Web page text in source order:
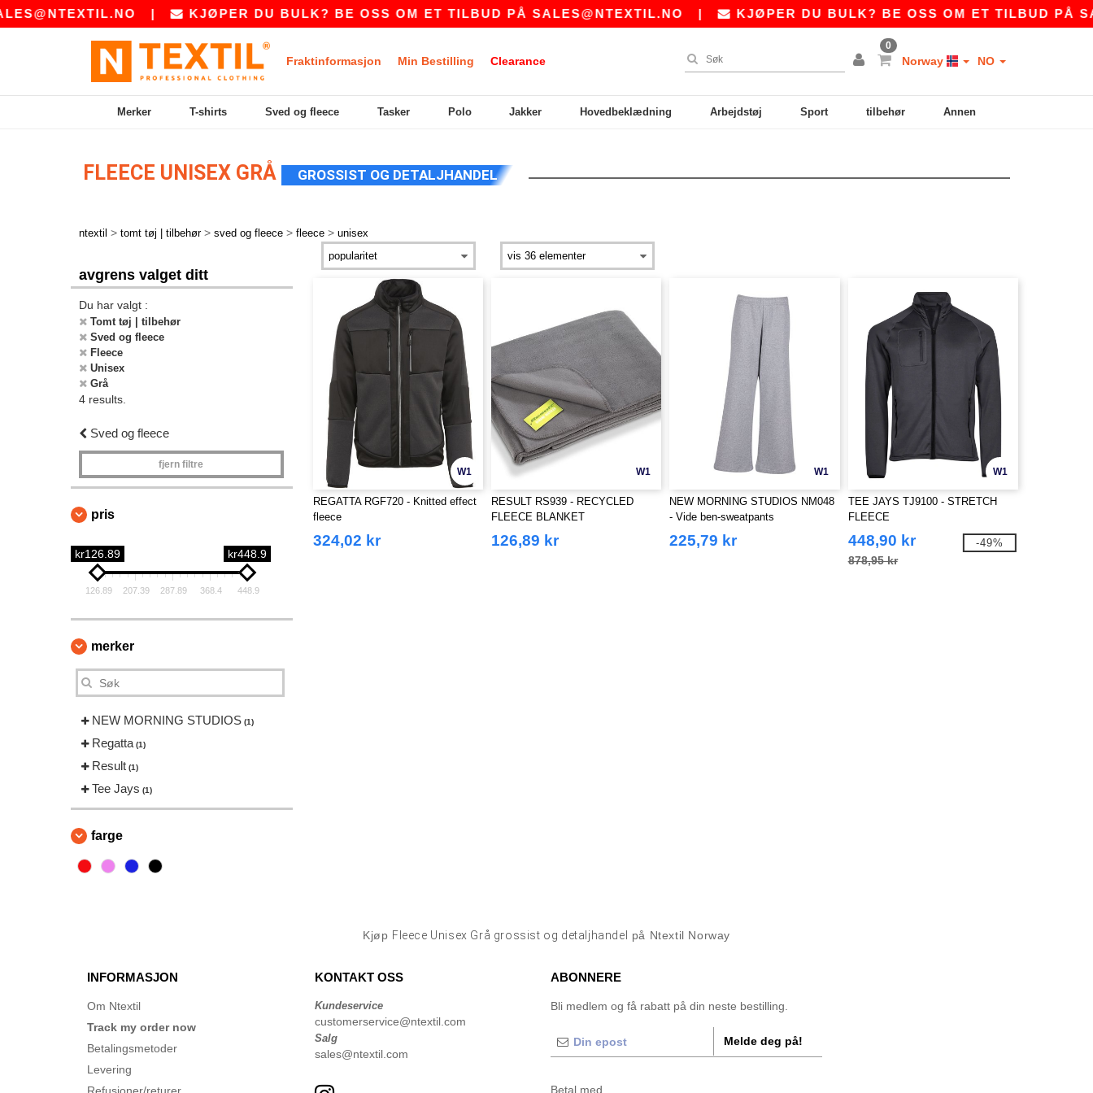
| KJØPER DU BULK? BE OSS OM ET TILBUD PÅSALES@NTEXTIL.NO| KJØPER DU BULK? BE OSS OM ET TILBUD PÅ
Fraktinformasjon Min Bestilling Clearance
0
Norway NO
Merker T-shirts Sved og fleece Tasker Polo Jakker Hovedbeklædning Arbejdstøj Sport tilbehør Annen
FLEECE UNISEX GRÅ GROSSIST OG DETALJHANDEL
ntextil > tomt tøj | tilbehør > sved og fleece > fleece > unisex
avgrens valget ditt
Du har valgt :
Tomt tøj | tilbehør
Sved og fleece
Fleece
Unisex
Grå
4 results.
Sved og fleece
fjern filtre
pris
kr126.89 kr448.9
126.89 207.39 287.89 368.4 448.9
merker
NEW MORNING STUDIOS (1)
Regatta (1)
Result (1)
Tee Jays (1)
farge
W1
REGATTA RGF720 - Knitted effect
fleece
324,02 kr
W1
RESULT RS939 - RECYCLED
FLEECE BLANKET
126,89 kr
W1
NEW MORNING STUDIOS NM048
- Vide ben-sweatpants
225,79 kr
W1
TEE JAYS TJ9100 - STRETCH
FLEECE
448,90 kr
878,95 kr
-49%
Kjøp Fleece Unisex Grå grossist og detaljhandel på Ntextil Norway
INFORMASJON
Om Ntextil
Track my order now
Betalingsmetoder
Levering
KONTAKT OSS
Kundeservice
customerservice@ntextil.com
Salg
sales@ntextil.com
ABONNERE
Bli medlem og få rabatt på din neste bestilling.
Melde deg på!
Betal med